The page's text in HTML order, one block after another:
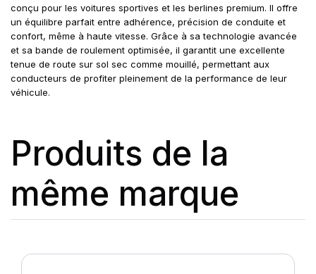
conçu pour les voitures sportives et les berlines premium. Il offre
un équilibre parfait entre adhérence, précision de conduite et
confort, même à haute vitesse. Grâce à sa technologie avancée
et sa bande de roulement optimisée, il garantit une excellente
tenue de route sur sol sec comme mouillé, permettant aux
conducteurs de profiter pleinement de la performance de leur
véhicule.
Produits de la
même marque